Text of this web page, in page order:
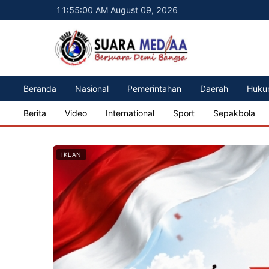
11:55:02 AM August 09, 2026
Beranda Nasional Pemerintahan Daerah
Berita Video International Sport Sepakbola
IKLAN